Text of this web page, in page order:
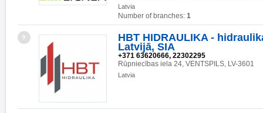
Latvia
Number of branches: 1
9
HBT HIDRAULIKA -
Latvijā, SIA
+371 63620666, 22302295
Rūpniecības iela 24, VENTSPILS, LV-3601
Latvia